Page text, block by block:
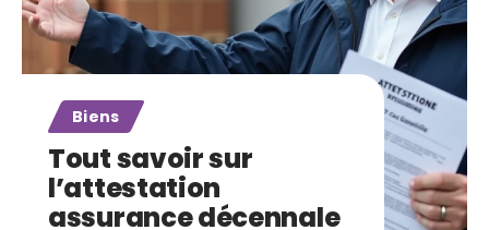
Biens
Tout savoir sur
l’attestation
assurance décennale